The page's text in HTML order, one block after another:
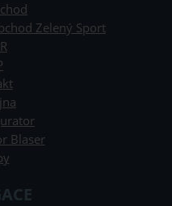
Zelený Sport
Blaser